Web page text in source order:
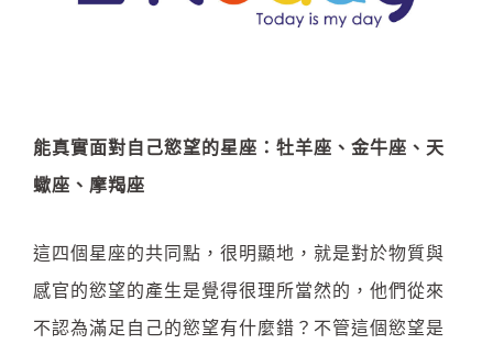
能真實面對自己慾望的星座： 牡羊座、金牛座、天
蠍座、摩羯座
這四個星座的共同點，很明顯地，就是對於物質與
感官的慾望的產生是覺得很理所當然的，他們從來
不認為滿足自己的慾望有什麼錯？不管這個慾望是